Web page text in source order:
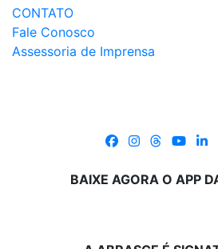
CONTATO
Fale Conosco
Assessoria de Imprensa
BAIXE AGORA O APP